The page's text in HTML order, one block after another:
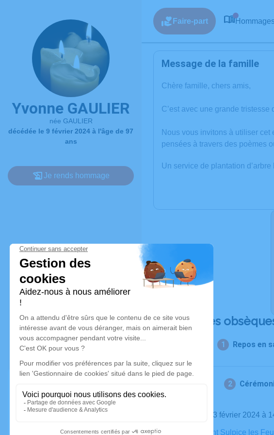
Yvonne GAULIER
née GAULIER
décédée le 9 février 2024 à l'âge de 97
ans
Je rends hommage
Faire-part
Message de la famille
Chère famille, chers amis,
C’est avec une grande
Nous vous invitons à utiliser
pensées à travers des poèmes
Un service de plantation d’arbre
Déroulé des
Repos en
Le mardi 13 février 2024 à
Eglise Saint Sulpice les